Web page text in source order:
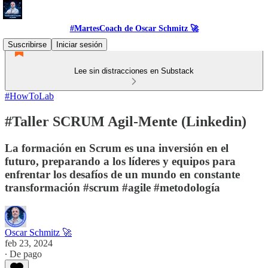
#MartesCoach de Oscar Schmitz 🚀
Suscribirse
Iniciar sesión
Lee sin distracciones en Substack
#HowToLab
#Taller SCRUM Agil-Mente (Linkedin)
La formación en Scrum es una inversión en el
futuro, preparando a los líderes y equipos para
enfrentar los desafíos de un mundo en constante
transformación #scrum #agile #metodología
Oscar Schmitz 🚀
feb 23, 2024
∙ De pago